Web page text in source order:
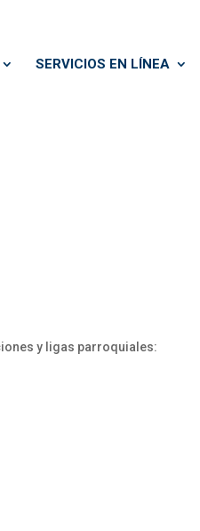
SERVICIOS EN LÍNEA
y ligas parroquiales: